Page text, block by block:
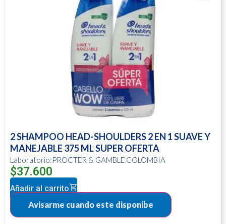
2 SHAMPOO HEAD-SHOULDERS 2 EN 1 SUAVE Y
MANEJABLE 375 ML SUPER OFERTA
Laboratorio:PROCTER & GAMBLE COLOMBIA
$37.600
Añadir al carrito